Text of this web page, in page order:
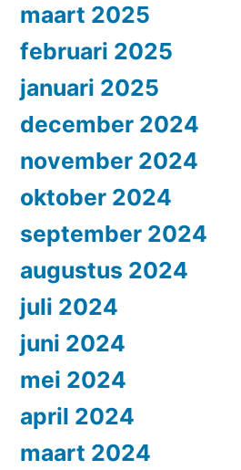
maart 2025
februari 2025
januari 2025
december 2024
november 2024
oktober 2024
september 2024
augustus 2024
juli 2024
juni 2024
mei 2024
april 2024
maart 2024